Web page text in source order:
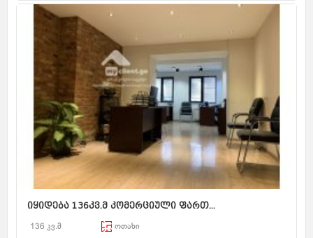
იყიდება 136კვ.მ კომერციული ფართ...
136 კვ.მ ოთახი